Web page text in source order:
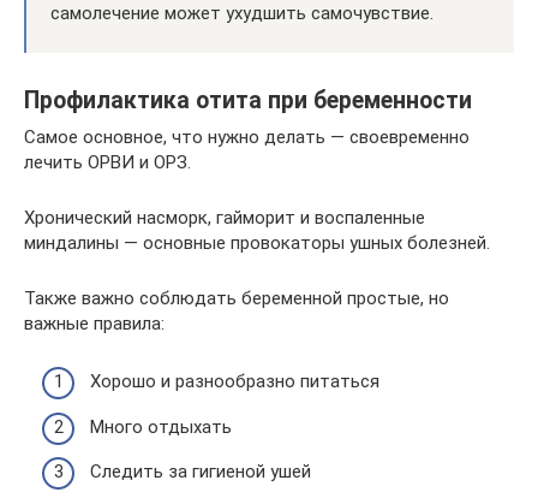
самолечение может ухудшить самочувствие.
Профилактика отита при беременности
Самое основное, что нужно делать — своевременно
лечить ОРВИ и ОРЗ.
Хронический насморк, гайморит и воспаленные
миндалины — основные провокаторы ушных болезней.
Также важно соблюдать беременной простые, но
важные правила:
Хорошо и разнообразно питаться
Много отдыхать
Следить за гигиеной ушей